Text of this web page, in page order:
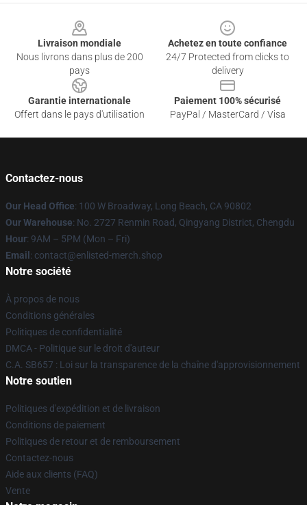
Livraison mondiale
Nous livrons dans plus de 200
pays
Achetez en toute confiance
24/7 Protected from clicks to
delivery
Garantie internationale
Offert dans le pays d'utilisation
Paiement 100% sécurisé
PayPal / MasterCard / Visa
Contactez-nous
Our Head Office: 100 W Broadway, Long Beach, CA 90802
Our Warehouse: No. 2727 Renmin Road, Qingyang District, Chengdu
Hour: 9AM – 5PM (Mon – Fri)
Email : contact@enlisted-merch.shop
Notre société
À propos de nous
Conditions générales
Politiques de confidentialité
DMCA - Politique sur le droit d'auteur
C.A. SB657 : Loi sur la transparence de la chaîne d'approvisionnement
Notre soutien
Politiques d'expédition et de livraison
Conditions de paiement
Politiques de retour et de remboursement
Contactez-nous
Aide aux clients (FAQ)
Vente